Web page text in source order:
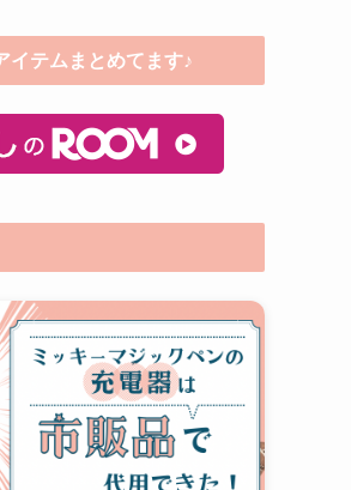
イテムまとめてます♪